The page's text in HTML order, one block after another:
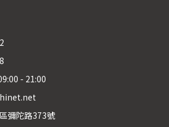
- 21:00
彌陀路373號